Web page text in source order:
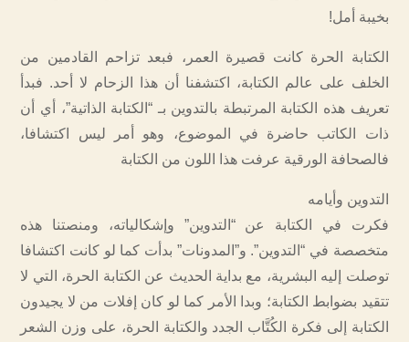
بخيبة أمل!
الكتابة الحرة كانت قصيرة العمر، فبعد تزاحم القادمين من
الخلف على عالم الكتابة، اكتشفنا أن هذا الزحام لا أحد. فبدأ
تعريف هذه الكتابة المرتبطة بالتدوين بـ “الكتابة الذاتية”، أي أن
ذات الكاتب حاضرة في الموضوع، وهو أمر ليس اكتشافا،
فالصحافة الورقية عرفت هذا اللون من الكتابة
التدوين وأيامه
فكرت في الكتابة عن “التدوين” وإشكالياته، ومنصتنا هذه
متخصصة في “التدوين”. و”المدونات” بدأت كما لو كانت اكتشافا
توصلت إليه البشرية، مع بداية الحديث عن الكتابة الحرة، التي لا
تتقيد بضوابط الكتابة؛ وبدا الأمر كما لو كان إفلات من لا يجيدون
الكتابة إلى فكرة الكُتَّاب الجدد والكتابة الحرة، على وزن الشعر